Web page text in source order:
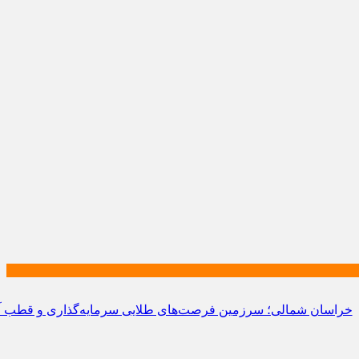
شمالی؛ سرزمین فرصت‌های طلایی سرمایه‌گذاری و قطب آینده